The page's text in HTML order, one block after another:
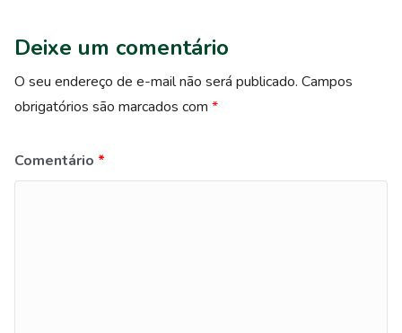
Deixe um comentário
O seu endereço de e-mail não será publicado. Campos
obrigatórios são marcados com *
Comentário *